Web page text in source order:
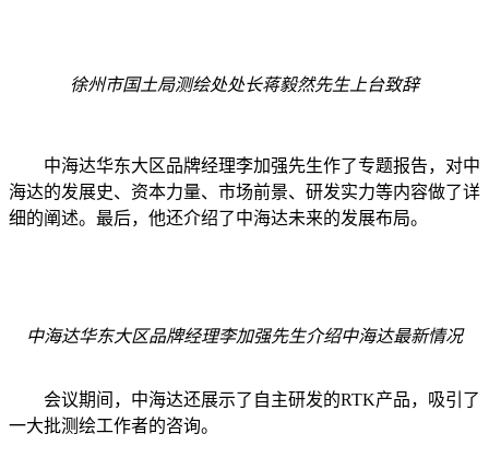
徐州市国土局测绘处处长蒋毅然先生上台致辞
中海达华东大区品牌经理李加强先生作了专题报告，对中
海达的发展史、资本力量、市场前景、研发实力等内容做了详
细的阐述。最后，他还介绍了中海达未来的发展布局。
中海达华东大区品牌经理李加强先生介绍中海达最新情况
会议期间，中海达还展示了自主研发的RTK产品，吸引了
一大批测绘工作者的咨询。